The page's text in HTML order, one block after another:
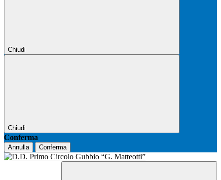
Chiudi
Chiudi
Conferma
Annulla Conferma